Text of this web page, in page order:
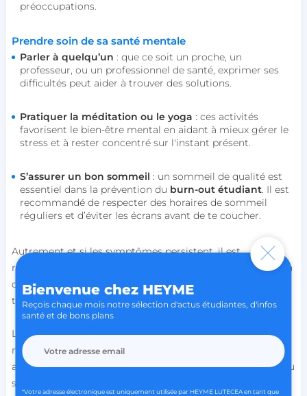
préoccupations.
Prendre soin de sa santé mentale
Parler à quelqu’un : que ce soit un proche, un
professeur, ou un professionnel de santé, exprimer ses
difficultés peut aider à trouver des solutions.
Pratiquer la méditation ou le yoga : ces activités
favorisent le bien-être mental en aidant à mieux gérer le
stress et à rester concentré sur l'instant présent.
S’assurer un bon sommeil : un sommeil de qualité est
essentiel dans la prévention du burn-out étudiant. Il est
recommandé de respecter des horaires de sommeil
réguliers et d’éviter les écrans avant de te coucher.
Autrement et si les symptômes persistent, il est
recommandé de consulter un psychologue ou un médecin
qui pourra proposer des solutions adaptées, telles que des
thérapies cognitives ou comportementales.
Le burn-out étudiantest un enjeu de santé mentale qu'il
ne faut pas prendre à la légère. En repérant les signes
avant-coureurs et en adoptant des stratégies de gestion du
stress, il est possible de prévenir cet épuisement physique,
Bienvenue chez HEYME
Reçois chaque mois notre sélection d'actus étudiantes, d'infos
santé et de bons plans
*Votre adresse électronique est uniquement utilisée par HEYME LUTECEA en tant que
to_event_consent_id
.heyme.care
__cf_bm
Cloudflare Inc.
Politique de confidentialité de
Google